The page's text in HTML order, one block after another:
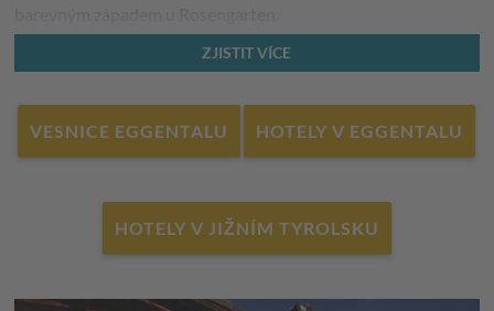
Asi 90 km dokonale upravených sjezdovek a
zajišťuje neomezenou zimní zábavu. Pravý ráj pro vášnivé
běžkaře, lyžaře a snowboardisty. Ani turisté se v zimě
V teplejším období se turistika vpůsobivých a nádherných
ZJISTIT VÍCE
VESNICE EGGENTALU HOTELY V EGGENTALU
HOTELY V JIŽNÍM TYROLSKU